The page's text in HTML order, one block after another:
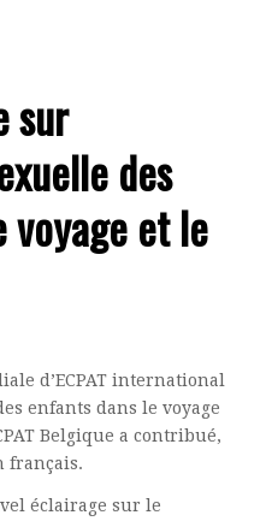
sur
des
voyage et le
d’ECPAT international
enfants dans le voyage
Belgique a contribué,
français.
éclairage sur le